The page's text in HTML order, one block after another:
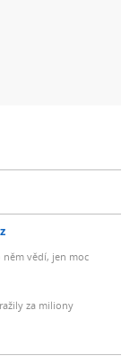
něm vědí, jen moc
za miliony